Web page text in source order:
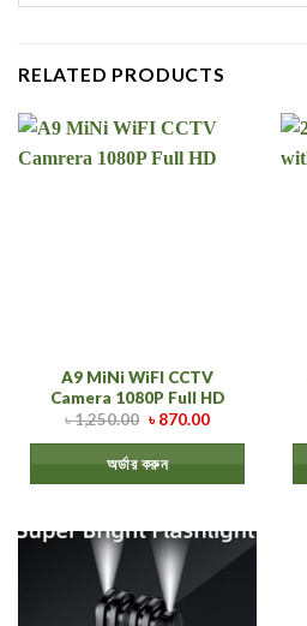
RELATED PRODUCTS
A9 MiNi WiFI CCTV
Camera 1080P Full HD
৳1,250.00 ৳870.00
অর্ডার করুন